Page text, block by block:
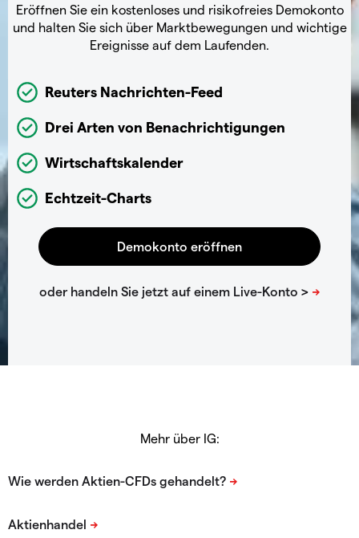
Eröffnen Sie ein kostenloses und risikofreies Demokonto
und halten Sie sich über Marktbewegungen und wichtige
Ereignisse auf dem Laufenden.
Reuters Nachrichten-Feed
Drei Arten von Benachrichtigungen
Wirtschaftskalender
Echtzeit-Charts
Mehr über IG: